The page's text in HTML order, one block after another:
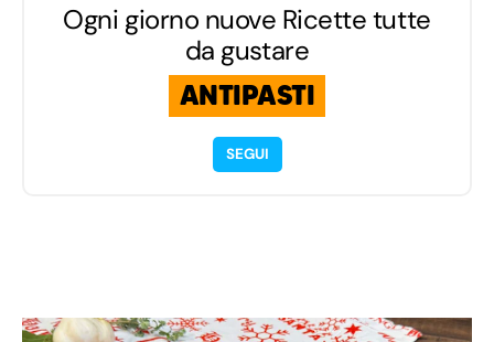
Ogni giorno nuove Ricette tutte
da gustare
ANTIPASTI
SEGUI